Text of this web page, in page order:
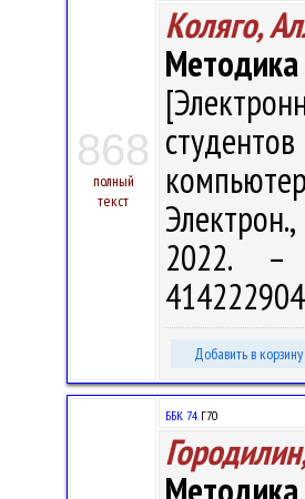
868
полный
текст
Коляго,
Методика
2022. –
Добавить в корзину
ББК 74.Г70